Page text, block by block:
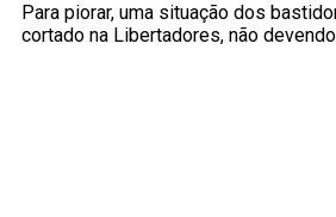
Para piorar, uma situação dos
cortado na Libertadores, não